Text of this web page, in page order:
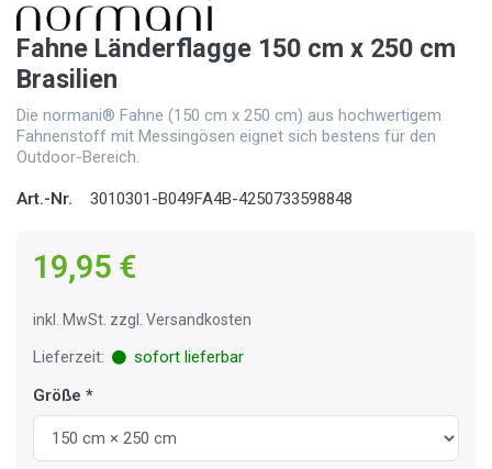
Fahne Länderflagge 150 cm x 250 cm
Brasilien
Die normani® Fahne (150 cm x 250 cm) aus hochwertigem
Fahnenstoff mit Messingösen eignet sich bestens für den
Outdoor-Bereich.
Art.-Nr. 3010301-B049FA4B-4250733598848
19,95 €
inkl. MwSt. zzgl. Versandkosten
Lieferzeit:
sofort lieferbar
Größe